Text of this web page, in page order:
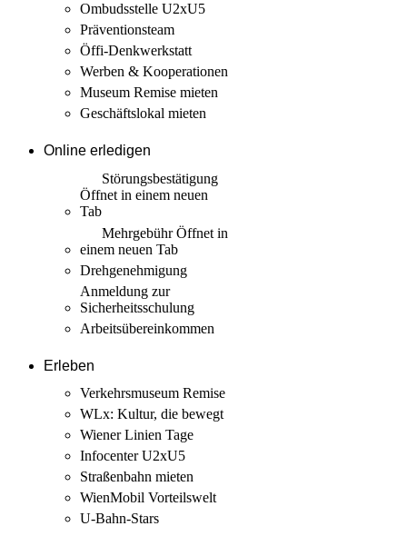
Ombudsstelle U2xU5
Präventionsteam
Öffi-Denkwerkstatt
Werben & Kooperationen
Museum Remise mieten
Geschäftslokal mieten
Online erledigen
Störungs­bestätigung
Öffnet in einem neuen
Tab
MehrgebührÖffnet in
einem neuen Tab
Drehgenehmigung
Anmeldung zur
Sicherheits­schulung
Arbeits­übereinkommen
Erleben
Verkehrsmuseum Remise
WLx: Kultur, die bewegt
Wiener Linien Tage
Infocenter U2xU5
Straßenbahn mieten
WienMobil Vorteilswelt
U-Bahn-Stars